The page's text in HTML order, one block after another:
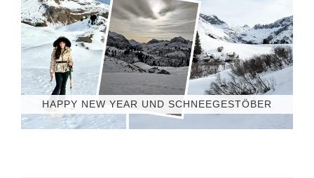
HAPPY NEW YEAR UND SCHNEEGESTÖBER